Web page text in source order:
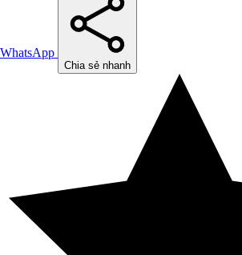
WhatsApp
Chia sẻ nhanh